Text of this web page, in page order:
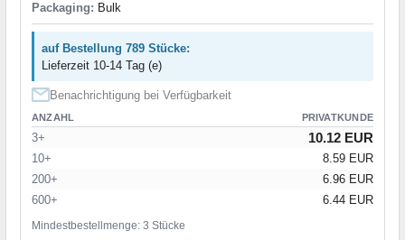
Packaging: Bulk
auf Bestellung 789 Stücke:
Lieferzeit 10-14 Tag (e)
Benachrichtigung bei Verfügbarkeit
ANZAHL PRIVATKUNDE
3+ 10.12 EUR
10+
8.59 EUR
200+
6.96 EUR
600+
6.44 EUR
Mindestbestellmenge: 3 Stücke